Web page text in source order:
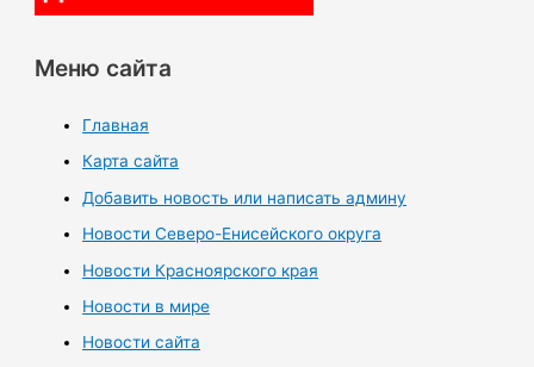
Меню сайта
Главная
Карта сайта
Добавить новость или написать админу
Новости Северо-Енисейского округа
Новости Красноярского края
Новости в мире
Новости сайта